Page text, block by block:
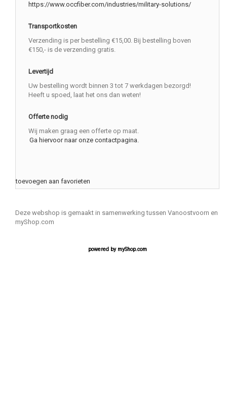
https://www.occfiber.com/industries/military-solutions/
Transportkosten
Verzending is per bestelling €15,00. Bij bestelling boven
€150,- is de verzending gratis.
Levertijd
Uw bestelling wordt binnen 3 tot 7 werkdagen bezorgd!
Heeft u spoed, laat het ons dan weten!
Offerte nodig
Wij maken graag een offerte op maat.
Ga hiervoor naar onze contactpagina.
toevoegen aan favorieten
Deze webshop is gemaakt in samenwerking tussen Vanoostvoorn en
myShop.com
powered by myShop.com